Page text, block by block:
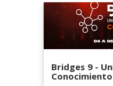
Bridges 9 -
Conocimiento